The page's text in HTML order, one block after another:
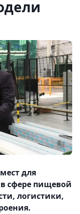
для
сфере пищевой
логистики,